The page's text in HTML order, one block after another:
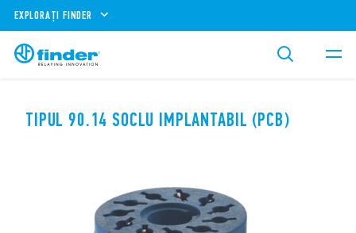
EXPLORAȚI FINDER
TIPUL 90.14 SOCLU IMPLANTABIL (PCB)